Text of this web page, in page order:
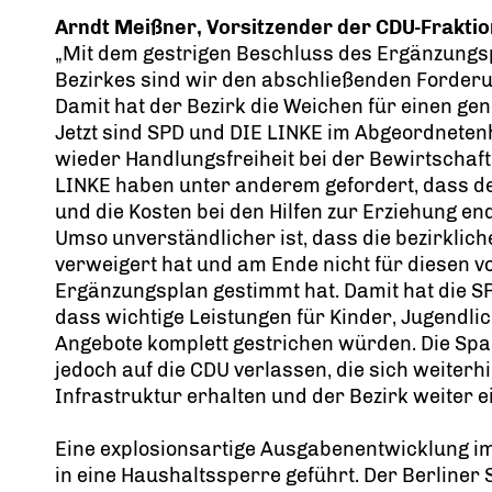
Arndt Meißner, Vorsitzender der CDU-
Mit dem gestrigen Beschluss des
Bezirkes sind wir den abschließenden
Damit hat der Bezirk die Weichen für einen
Jetzt sind SPD und DIE LINKE im
wieder Handlungsfreiheit bei der
LINKE haben unter anderem gefordert, dass
und die Kosten bei den Hilfen zur Erziehung
Umso unverständlicher ist, dass die
verweigert hat und am Ende nicht für diesen
Ergänzungsplan gestimmt hat. Damit hat die
dass wichtige Leistungen für Kinder,
Angebote komplett gestrichen würden. Die
jedoch auf die CDU verlassen, die sich
Infrastruktur erhalten und der Bezirk weiter
Eine explosionsartige Ausgabenentwicklung
in eine Haushaltssperre geführt. Der Berliner